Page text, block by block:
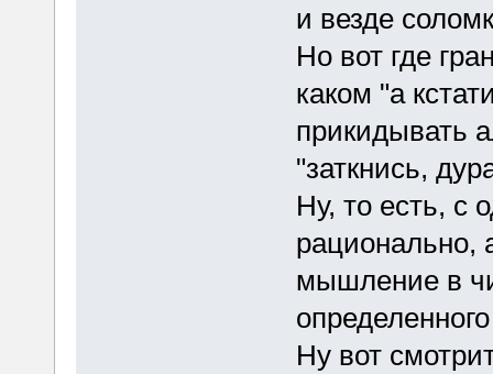
и везде
Но вот где
каком "а
прикидывать
"заткнись,
Ну, то есть, с
рационально,
мышление в
Ну вот